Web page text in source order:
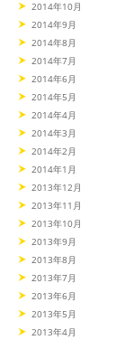
2014年10月
2014年9月
2014年8月
2014年7月
2014年6月
2014年5月
2014年4月
2014年3月
2014年2月
2014年1月
2013年12月
2013年11月
2013年10月
2013年9月
2013年8月
2013年7月
2013年6月
2013年5月
2013年4月